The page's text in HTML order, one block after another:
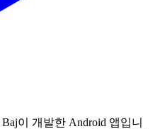
Baj이 개발한 Android 앱입니